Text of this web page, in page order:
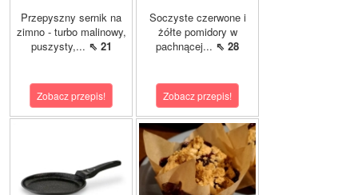
Przepyszny sernik na
zimno - turbo malinowy,
puszysty,... ⇖ 21
Zobacz przepis!
Soczyste czerwone i
żółte pomidory w
pachnącej... ⇖ 28
Zobacz przepis!